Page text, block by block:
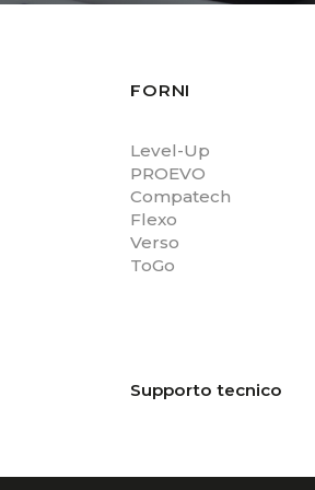
FORNI
Level-Up
PROEVO
Compatech
Flexo
Verso
ToGo
Supporto tecnico